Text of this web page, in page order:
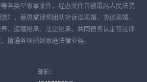
各类型家事案件，经办案件曾被最高人民法院
》，蔡思斌律师团队对诉讼离婚、协议离婚、
、遗嘱继承、法定继承、共同债务认定等法律
精通各项婚姻家庭法律业务。
邮箱：